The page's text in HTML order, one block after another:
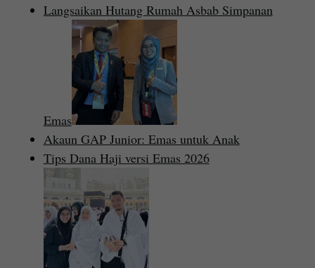
Langsaikan Hutang Rumah Asbab Simpanan
Emas
Akaun GAP Junior: Emas untuk Anak
Tips Dana Haji versi Emas 2026